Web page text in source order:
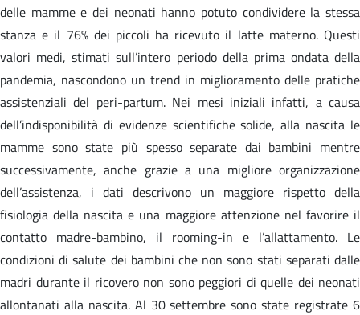
delle mamme e dei neonati hanno potuto condividere la stessa
stanza e il 76% dei piccoli ha ricevuto il latte materno. Questi
valori medi, stimati sull’intero periodo della prima ondata della
pandemia, nascondono un trend in miglioramento delle pratiche
assistenziali del peri-partum. Nei mesi iniziali infatti, a causa
dell’indisponibilità di evidenze scientifiche solide, alla nascita le
mamme sono state più spesso separate dai bambini mentre
successivamente, anche grazie a una migliore organizzazione
dell’assistenza, i dati descrivono un maggiore rispetto della
fisiologia della nascita e una maggiore attenzione nel favorire il
contatto madre-bambino, il rooming-in e l’allattamento. Le
condizioni di salute dei bambini che non sono stati separati dalle
madri durante il ricovero non sono peggiori di quelle dei neonati
allontanati alla nascita. Al 30 settembre sono state registrate 6